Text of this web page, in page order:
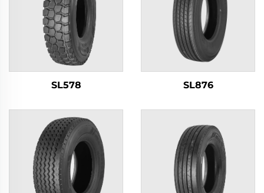
SL876
SL578